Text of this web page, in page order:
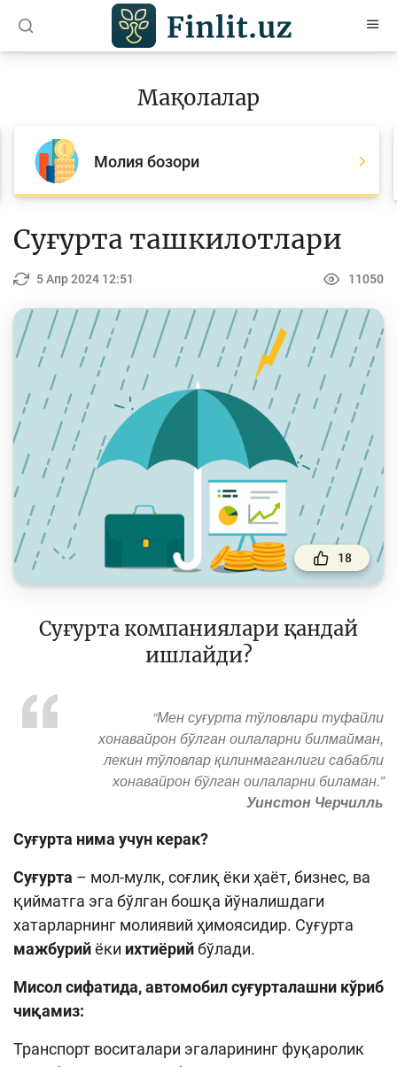
Барча мақолалар
Банк агентлари учун
Ислом молияси
Кредит
Бюджет
Тўлов ва ўтказмалар
Молия бозори
Пул-кредит сиёсати ва унинг элементлари
Молиявий хавфсизлик
Банк хизматлари истеъмолчилари
ҳуқуқлари
Тадбиркорлик
Ўқув қўлланмалар
Интерактив хизматлар
Фотогалерея
Лойиҳа ҳақида
Мақолалар
Молия бозори
Суғурта ташкилотлари
5 Апр 2024 12:51 11050
18
Cуғурта компаниялари қандай
ишлайди?
“Мен суғурта тўловлари туфайли
хонавайрон бўлган оилаларни билмайман,
лекин тўловлар қилинмаганлиги сабабли
хонавайрон бўлган оилаларни биламан.”
Уинстон Черчилль
Суғурта нима учун керак?
Суғурта – мол-мулк, соғлиқ ёки ҳаёт, бизнес, ва
қийматга эга бўлган бошқа йўналишдаги
хатарларнинг молиявий ҳимоясидир. Суғурта
мажбурийёки ихтиёрийбўлади.
Мисол сифатида, автомобил суғурталашни кўриб
чиқамиз:
Транспорт воситалари эгаларининг фуқаролик